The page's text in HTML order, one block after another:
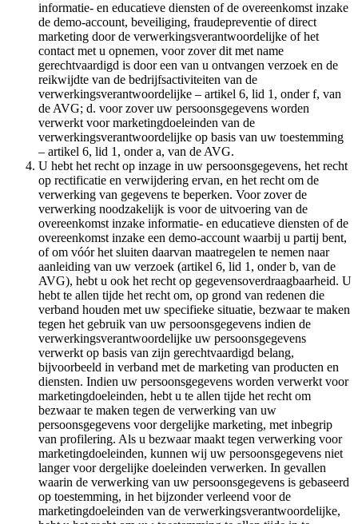
informatie- en educatieve diensten of de overeenkomst inzake
de demo-account, beveiliging, fraudepreventie of direct
marketing door de verwerkingsverantwoordelijke of het
contact met u opnemen, voor zover dit met name
gerechtvaardigd is door een van u ontvangen verzoek en de
reikwijdte van de bedrijfsactiviteiten van de
verwerkingsverantwoordelijke – artikel 6, lid 1, onder f, van
de AVG; d. voor zover uw persoonsgegevens worden
verwerkt voor marketingdoeleinden van de
verwerkingsverantwoordelijke op basis van uw toestemming
– artikel 6, lid 1, onder a, van de AVG.
U hebt het recht op inzage in uw persoonsgegevens, het recht
op rectificatie en verwijdering ervan, en het recht om de
verwerking van gegevens te beperken. Voor zover de
verwerking noodzakelijk is voor de uitvoering van de
overeenkomst inzake informatie- en educatieve diensten of de
overeenkomst inzake een demo-account waarbij u partij bent,
of om vóór het sluiten daarvan maatregelen te nemen naar
aanleiding van uw verzoek (artikel 6, lid 1, onder b, van de
AVG), hebt u ook het recht op gegevensoverdraagbaarheid. U
hebt te allen tijde het recht om, op grond van redenen die
verband houden met uw specifieke situatie, bezwaar te maken
tegen het gebruik van uw persoonsgegevens indien de
verwerkingsverantwoordelijke uw persoonsgegevens
verwerkt op basis van zijn gerechtvaardigd belang,
bijvoorbeeld in verband met de marketing van producten en
diensten. Indien uw persoonsgegevens worden verwerkt voor
marketingdoeleinden, hebt u te allen tijde het recht om
bezwaar te maken tegen de verwerking van uw
persoonsgegevens voor dergelijke marketing, met inbegrip
van profilering. Als u bezwaar maakt tegen verwerking voor
marketingdoeleinden, kunnen wij uw persoonsgegevens niet
langer voor dergelijke doeleinden verwerken. In gevallen
waarin de verwerking van uw persoonsgegevens is gebaseerd
op toestemming, in het bijzonder verleend voor de
marketingdoeleinden van de verwerkingsverantwoordelijke,